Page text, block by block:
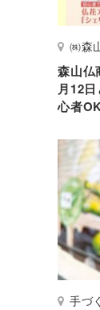
㈱森
森山仏
月12
心者
手づ